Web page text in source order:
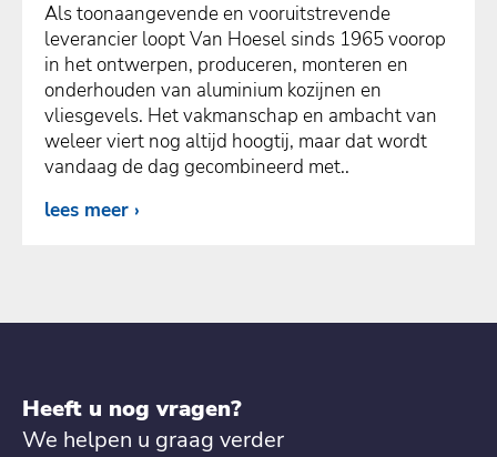
Als toonaangevende en vooruitstrevende
leverancier loopt Van Hoesel sinds 1965 voorop
in het ontwerpen, produceren, monteren en
onderhouden van aluminium kozijnen en
vliesgevels. Het vakmanschap en ambacht van
weleer viert nog altijd hoogtij, maar dat wordt
vandaag de dag gecombineerd met..
lees meer
Heeft u nog vragen?
We helpen u graag verder